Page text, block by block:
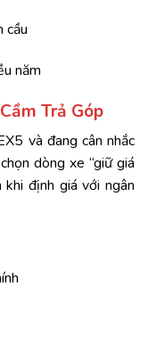
cầu
năm
Trả Góp
và đang cân nhắc
dòng xe “giữ giá
định giá với ngân